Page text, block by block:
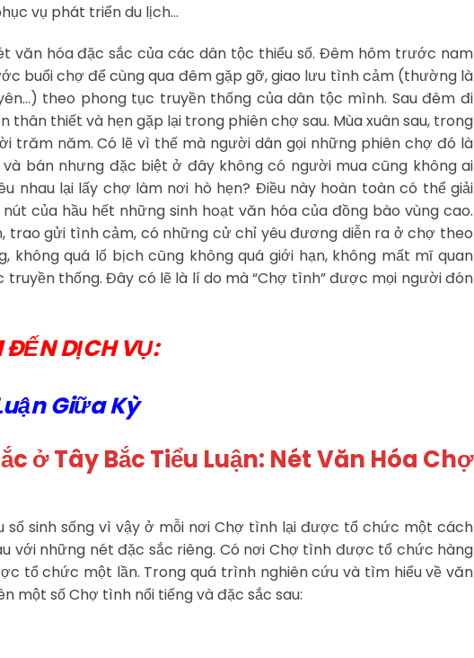
vụ phát triển du lịch…
văn hóa đặc sắc của các dân tộc thiểu số. Đêm hôm trước nam
buổi chợ để cùng qua đêm gặp gỡ, giao lưu tình cảm (thường là
theo phong tục truyền thống của dân tộc mình. Sau đêm đi
thân thiết và hẹn gặp lại trong phiên chợ sau. Mùa xuân sau, trong
trăm năm. Có lẽ vì thế mà người dân gọi những phiên chợ đó là
bán nhưng đặc biệt ở đây không có người mua cũng không ai
nhau lại lấy chợ làm nơi hò hẹn? Điều này hoàn toàn có thể giải
của hầu hết những sinh hoạt văn hóa của đồng bào vùng cao.
trao gửi tình cảm, có những cử chỉ yêu đương diễn ra ở chợ theo
quá lố bịch cũng không quá giới hạn, không mất mĩ quan
thống. Đây có lẽ là lí do mà “Chợ tình” được mọi người đón
ĐẾN DỊCH VỤ:
Giữa Kỳ
ở Tây Bắc Tiểu Luận: Nét Văn Hóa Chợ
số sinh sống vì vậy ở mỗi nơi Chợ tình lại được tổ chức một cách
với những nét đặc sắc riêng. Có nơi Chợ tình được tổ chức hàng
tổ chức một lần. Trong quá trình nghiên cứu và tìm hiểu về văn
một số Chợ tình nổi tiếng và đặc sắc sau: